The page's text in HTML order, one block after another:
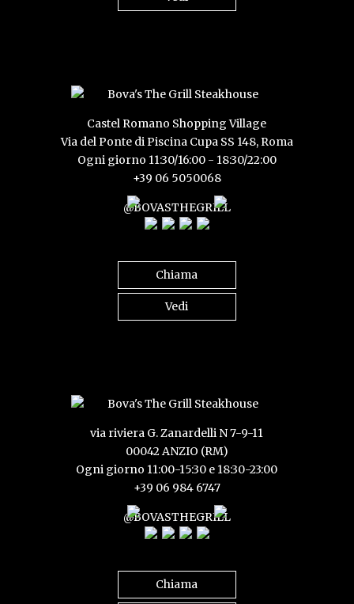
Castel Romano Shopping Village
Via del Ponte di Piscina Cupa SS 148, Roma
Ogni giorno 11:30/16:00 - 18:30/22:00
+39 06 5050068
@BOVASTHEGRILL
Chiama
Vedi
via riviera G. Zanardelli N 7-9-11
00042 ANZIO (RM)
Ogni giorno 11:00-15:30 e 18:30-23:00
+39 06 984 6747
@BOVASTHEGRILL
Chiama